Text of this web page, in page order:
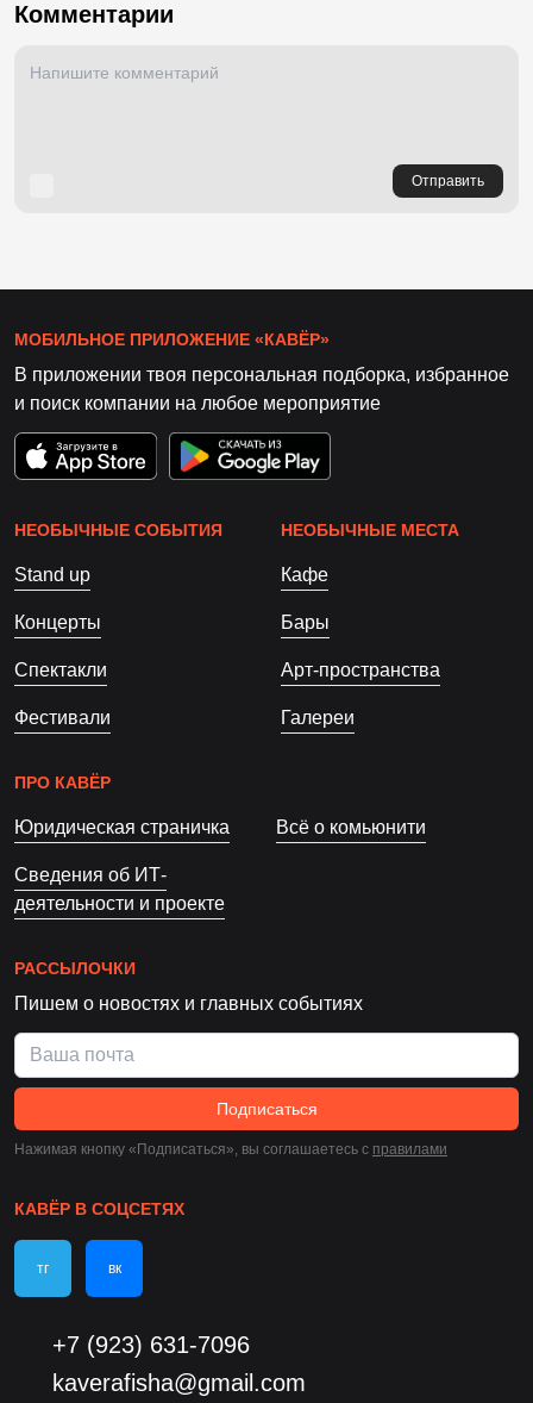
Комментарии
Отправить
МОБИЛЬНОЕ ПРИЛОЖЕНИЕ «КАВЁР»
В приложении твоя персональная подборка, избранное
и поиск компании на любое мероприятие
НЕОБЫЧНЫЕ СОБЫТИЯ
Stand up
Концерты
Спектакли
Фестивали
НЕОБЫЧНЫЕ МЕСТА
Кафе
Бары
Арт-пространства
Галереи
ПРО КАВЁР
Юридическая страничка Всё о комьюнити
Сведения об ИТ-
деятельности и проекте
РАССЫЛОЧКИ
Пишем о новостях и главных событиях
Подписаться
Нажимая кнопку «Подписаться», вы соглашаетесь c правилами
КАВЁР В СОЦСЕТЯХ
тг вк
+7 (923) 631-7096
kaverafisha@gmail.com